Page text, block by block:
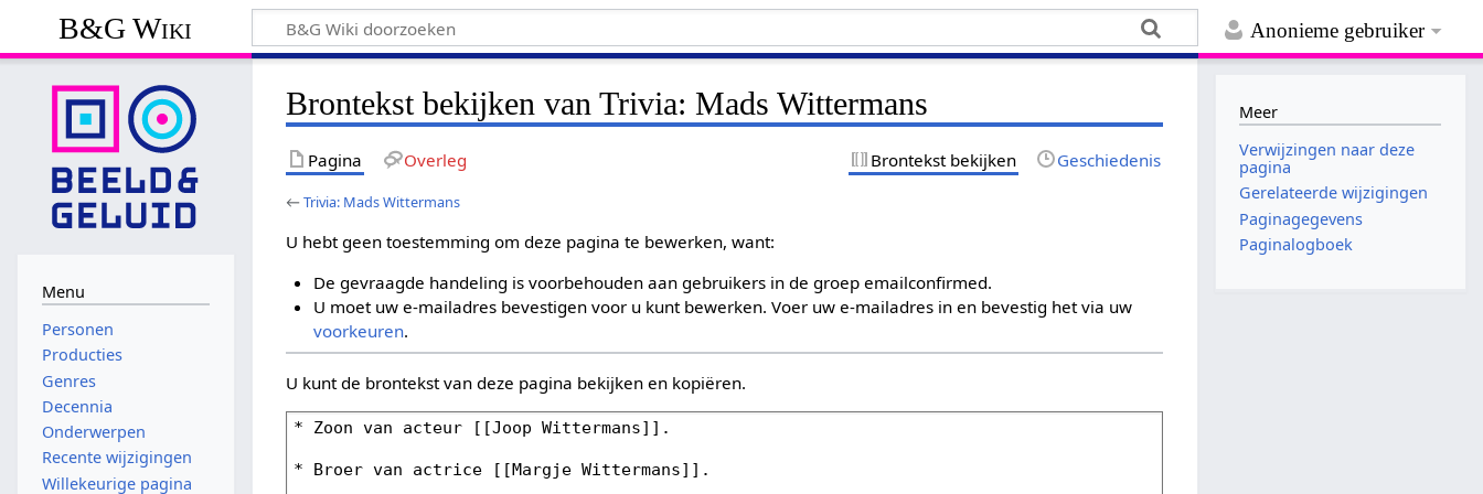
Anonieme gebruiker
B&G Wiki
Brontekst bekijken van Trivia: Mads Wittermans
Pagina Overleg Brontekst bekijken Geschiedenis
←Trivia: Mads Wittermans
U hebt geen toestemming om deze pagina te bewerken, want:
De gevraagde handeling is voorbehouden aan gebruikers in de groep emailconfirmed.
U moet uw e-mailadres bevestigen voor u kunt bewerken. Voer uw e-mailadres in en bevestig het via uw
voorkeuren.
U kunt de brontekst van deze pagina bekijken en kopiëren.
Menu
Personen
Producties
Genres
Decennia
Onderwerpen
Recente wijzigingen
Willekeurige pagina
Meer
Verwijzingen naar deze
pagina
Gerelateerde wijzigingen
Paginagegevens
Paginalogboek